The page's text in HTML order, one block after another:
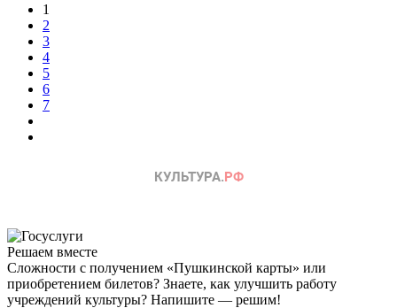
1
2
3
4
5
6
7
Решаем вместе
Сложности с получением «Пушкинской карты» или
приобретением билетов? Знаете, как улучшить работу
учреждений культуры? Напишите — решим!